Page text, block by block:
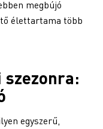
megbújó
élettartama több
szezonra:
egyszerű,